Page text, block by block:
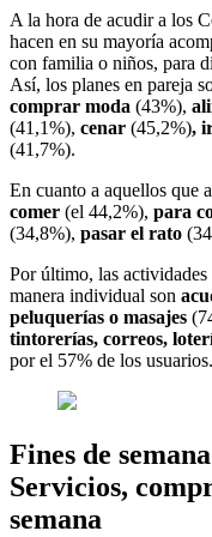
A la hora de acudir a los
hacen en su mayoría
con familia o niños, para
Así, los planes en pareja
comprar moda (43%),
(41,1%), cenar (45,2%),
(41,7%).
En cuanto a aquellos que
comer (el 44,2%), para
(34,8%), pasar el rato
Por último, las
manera individual son
peluquerías o masajes
tintorerías, correos,
por el 57% de los usuarios.
Fines de
Servicios,
semana